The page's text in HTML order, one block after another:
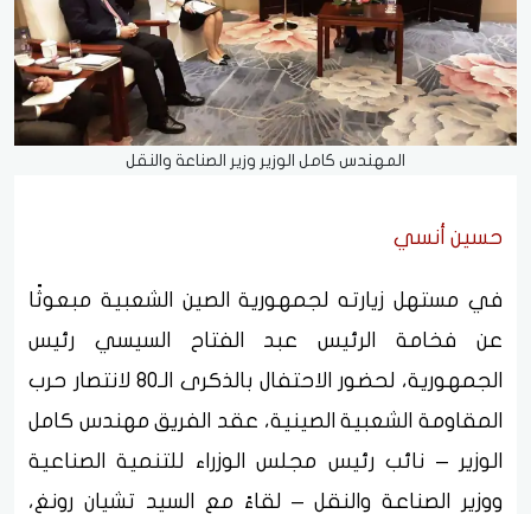
المهندس كامل الوزير وزير الصناعة والنقل
حسين أنسي
في مستهل زيارته لجمهورية الصين الشعبية مبعوثًا
عن فخامة الرئيس عبد الفتاح السيسي رئيس
الجمهورية، لحضور الاحتفال بالذكرى الـ80 لانتصار حرب
المقاومة الشعبية الصينية، عقد الفريق مهندس كامل
الوزير – نائب رئيس مجلس الوزراء للتنمية الصناعية
ووزير الصناعة والنقل – لقاءً مع السيد تشيان رونغ،